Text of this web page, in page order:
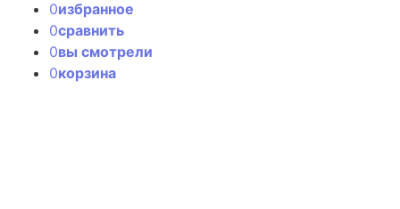
0избранное
0сравнить
0вы смотрели
0корзина